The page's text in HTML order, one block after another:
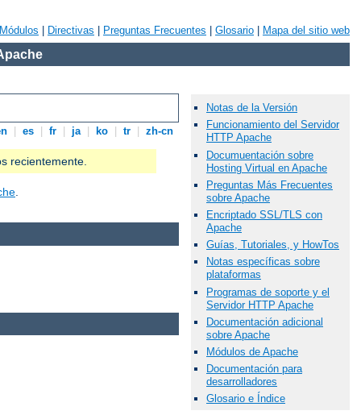
Módulos Directivas Preguntas Frecuentes Glosario Mapa del sitio web
es fr ja ko tr zh-cn
recientemente.
.
Notas de la Versión
Funcionamiento del Servidor
HTTP Apache
Documuentación sobre
Hosting Virtual en Apache
Preguntas Más Frecuentes
sobre Apache
Encriptado SSL/TLS con
Apache
Guías, Tutoriales, y HowTos
Notas específicas sobre
plataformas
Programas de soporte y el
Servidor HTTP Apache
Documentación adicional
sobre Apache
Módulos de Apache
Documentación para
desarrolladores
Glosario e Índice